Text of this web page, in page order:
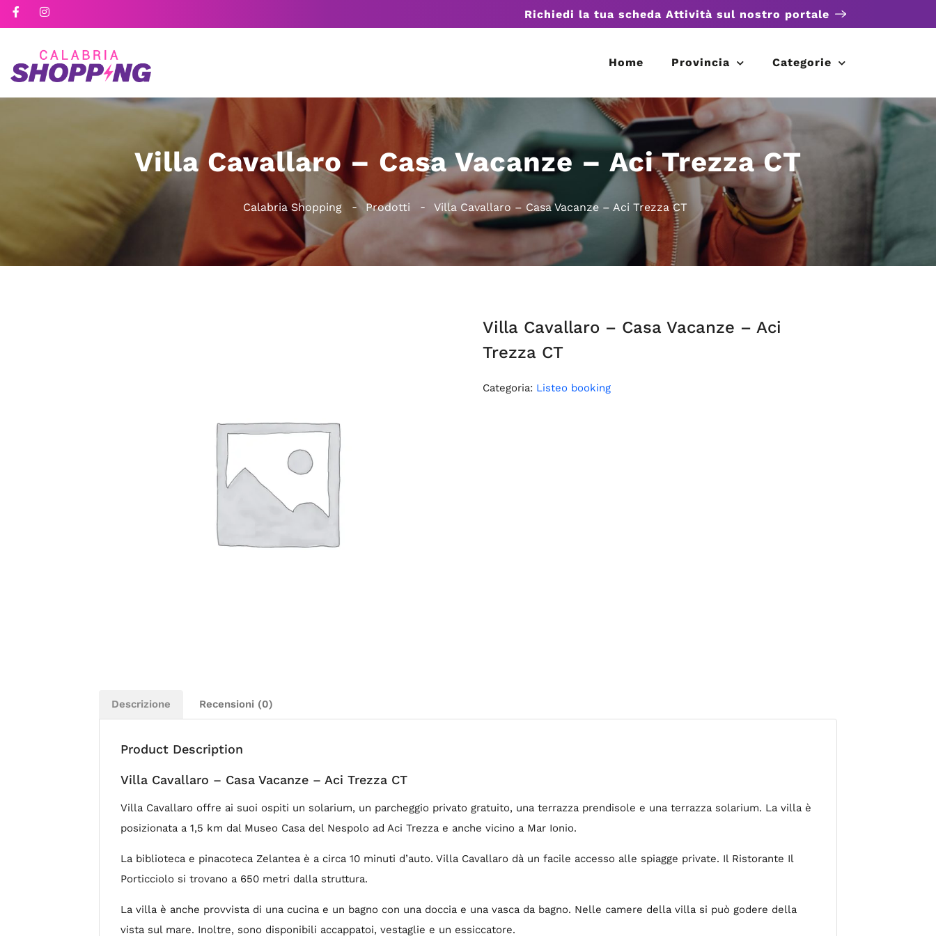
Richiedi la tua scheda Attività sul nostro portale
Home Provincia Categorie
Villa Cavallaro – Casa Vacanze – Aci Trezza CT
Calabria Shopping Prodotti Villa Cavallaro – Casa Vacanze – Aci Trezza CT
Villa Cavallaro – Casa Vacanze – Aci
Trezza CT
Categoria: Listeo booking
Descrizione Recensioni (0)
Product Description
Villa Cavallaro – Casa Vacanze – Aci Trezza CT
Villa Cavallaro offre ai suoi ospiti un solarium, un parcheggio privato gratuito, una terrazza prendisole e una terrazza solarium. La villa è
posizionata a 1,5 km dal Museo Casa del Nespolo ad Aci Trezza e anche vicino a Mar Ionio.
La biblioteca e pinacoteca Zelantea è a circa 10 minuti d’auto. Villa Cavallaro dà un facile accesso alle spiagge private. Il Ristorante Il
Porticciolo si trovano a 650 metri dalla struttura.
La villa è anche provvista di una cucina e un bagno con una doccia e una vasca da bagno. Nelle camere della villa si può godere della
vista sul mare. Inoltre, sono disponibili accappatoi, vestaglie e un essiccatore.